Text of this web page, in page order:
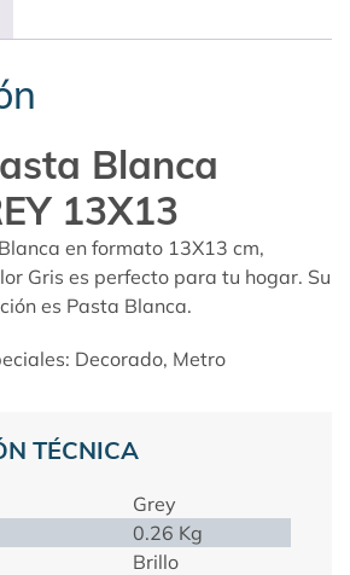
Blanca
13X13
en formato 13X13 cm,
Gris es perfecto para tu hogar. Su
es Pasta Blanca.
Decorado, Metro
TÉCNICA
Grey
0.26 Kg
Brillo